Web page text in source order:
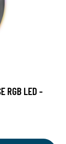
RGB LED -